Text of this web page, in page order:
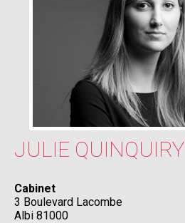
JULIE QUINQUIRY
Cabinet
3 Boulevard Lacombe
Albi 81000